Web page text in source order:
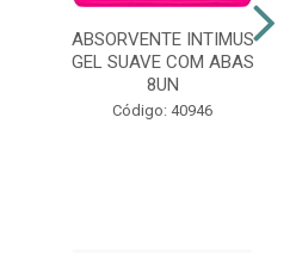
ABSORVENTE INTIMUS
GEL SUAVE COM ABAS
8UN
Código: 40946